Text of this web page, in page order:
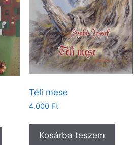
Téli mese
4.000 Ft
Kosárba teszem